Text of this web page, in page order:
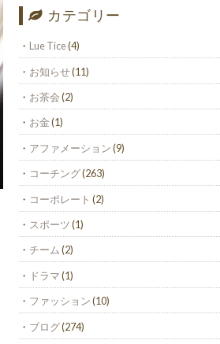
カテゴリー
Lue Tice(4)
お知らせ(11)
お茶会(2)
お金(1)
アファメーション(9)
コーチング(263)
コーポレート (2)
スポーツ(1)
チーム(2)
ドラマ(1)
ファッション(10)
ブログ(274)